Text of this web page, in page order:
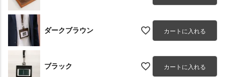
ダークブラウン カートに入れる
ブラック カートに入れる